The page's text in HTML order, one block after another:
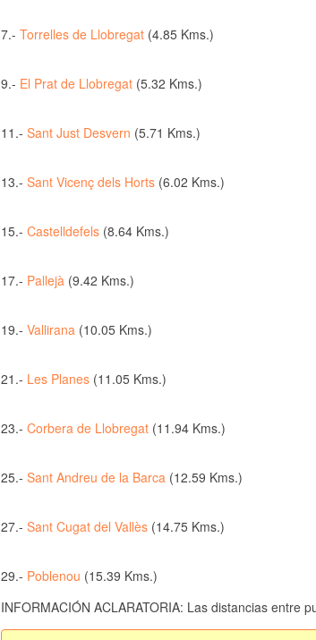
7.- Torrelles de Llobregat(4.85 Kms.)
9.- El Prat de Llobregat(5.32 Kms.)
11.- Sant Just Desvern (5.71 Kms.)
13.- Sant Vicenç dels Horts(6.02 Kms.)
15.- Castelldefels(8.64 Kms.)
17.- Pallejà(9.42 Kms.)
19.- Vallirana(10.05 Kms.)
21.- Les Planes(11.05 Kms.)
23.- Corbera de Llobregat(11.94 Kms.)
25.- Sant Andreu de la Barca(12.59 Kms.)
27.- Sant Cugat del Vallès(14.75 Kms.)
29.- Poblenou (15.39 Kms.)
INFORMACIÓN ACLARATORIA: Las distancias entre